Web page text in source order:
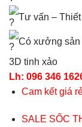
Tư vấn –
Có xưởng sản
3D tinh xảo
Lh: 096 346
Cam kết giá
SALE SỐC